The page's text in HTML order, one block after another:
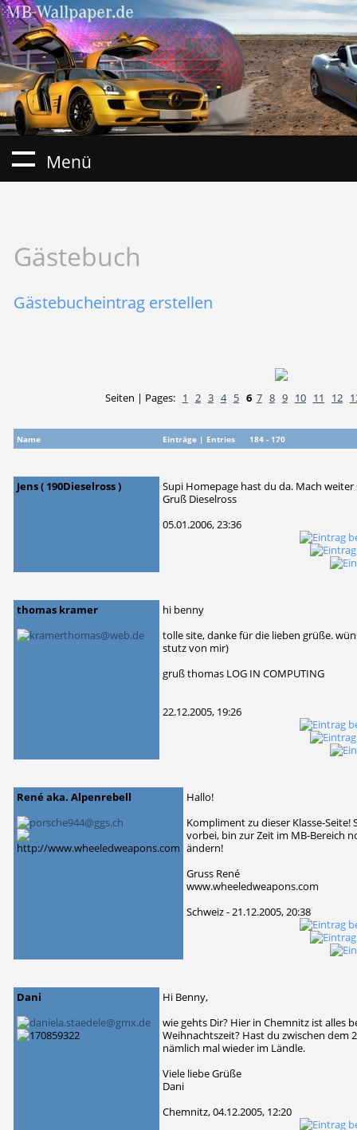
Menü
Gästebuch
Gästebucheintrag erstellen
Seiten | Pages: 1 2 3 4 5 6 7 8 9 10 11 12
Name Einträge | Entries 184 - 170
Jens ( 190Dieselross )
Supi Homepage hast du da. Mach
Gruß Dieselross
05.01.2006, 23:36
thomas kramer
hi benny
tolle site, danke für die lieben grüße.
stutz von mir)
gruß thomas LOG IN COMPUTING
22.12.2005, 19:26
René aka. Alpenrebell
Hallo!
Kompliment zu dieser Klasse-
vorbei, bin zur Zeit im MB-Bereich
ändern!
Gruss René
www.wheeledweapons.com
Schweiz - 21.12.2005, 20:38
Dani
Hi Benny,
wie gehts Dir? Hier in Chemnitz ist alles
Weihnachtszeit? Hast du zwischen dem
nämlich mal wieder im Ländle.
Viele liebe Grüße
Dani
Chemnitz, 04.12.2005, 12:20